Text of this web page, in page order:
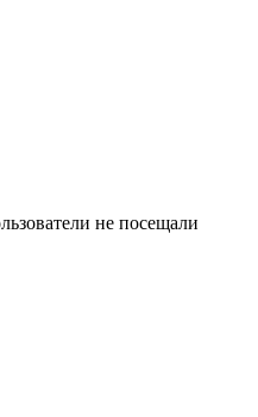
не посещали